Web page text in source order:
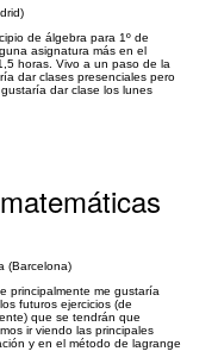
de álgebra para 1º de
asignatura más en el
horas. Vivo a un paso de la
dar clases presenciales pero
dar clase los lunes
(Barcelona)
principalmente me gustaría
futuros ejercicios (de
que se tendrán que
ir viendo las principales
y en el método de lagrange